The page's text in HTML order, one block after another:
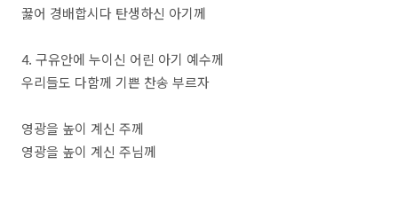
꿇어 경배합시다 탄생하신 아기께
4. 구유안에 누이신 어린 아기 예수께
우리들도 다함께 기쁜 찬송 부르자
영광을 높이 계신 주께
영광을 높이 계신 주님께